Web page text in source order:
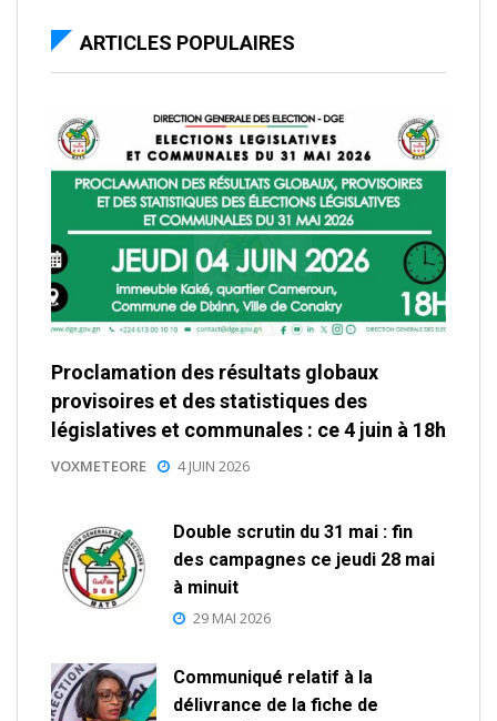
ARTICLES POPULAIRES
Proclamation des résultats globaux
provisoires et des statistiques des
législatives et communales : ce 4 juin à 18h
VOXMETEORE 4 JUIN 2026
Double scrutin du 31 mai : fin
des campagnes ce jeudi 28 mai
à minuit
29 MAI 2026
Communiqué relatif à la
délivrance de la fiche de